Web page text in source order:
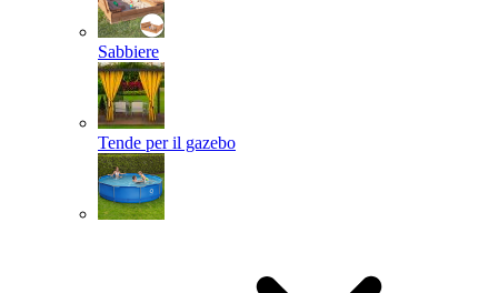
Sabbiere
Tende per il gazebo